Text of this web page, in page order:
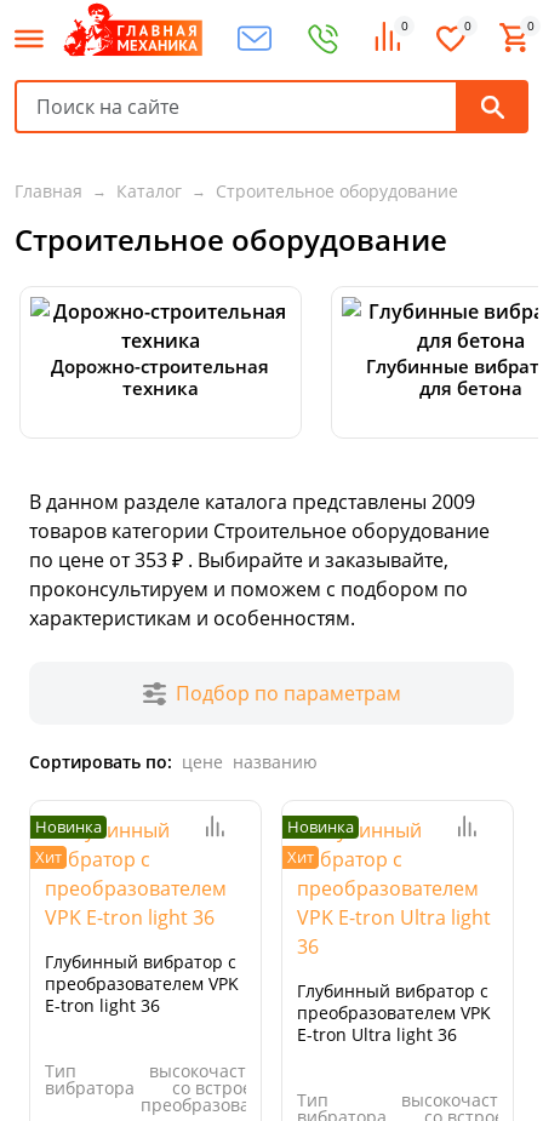
0 0 0
Главная Каталог Строительное оборудование
Строительное оборудование
Дорожно-строительная
техника
Глубинные
для бетона
В данном разделе каталога представлены 2009
товаров категории Строительное оборудование
по цене от 353 ₽ . Выбирайте и заказывайте,
проконсультируем и поможем с подбором по
характеристикам и особенностям.
Подбор по параметрам
Сортировать по: цене названию
Новинка
Хит
Глубинный вибратор с
преобразователем VPK
E-tron light 36
Тип
вибратора
высокочастотный
со встроенным
преобразователем
Новинка
Хит
Глубинный вибратор с
преобразователем VPK
E-tron Ultra light 36
Тип